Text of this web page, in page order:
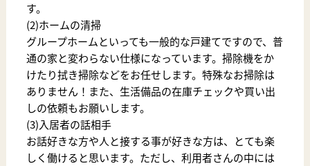
す。
(2)ホームの清掃
グループホームといっても一般的な戸建てですので、普
通の家と変わらない仕様になっています。掃除機をか
けたり拭き掃除などをお任せします。特殊なお掃除は
ありません！また、生活備品の在庫チェックや買い出
しの依頼もお願いします。
(3)入居者の話相手
お話好きな方や人と接する事が好きな方は、とても楽
しく働けると思います。ただし、利用者さんの中には